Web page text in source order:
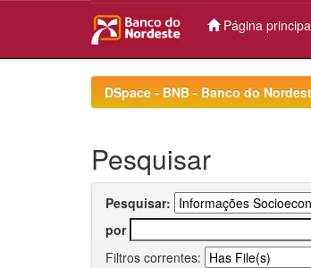
Página
DSpace - BNB - Banco do
Pesquisar
Pesquisar:
por
Filtros correntes: